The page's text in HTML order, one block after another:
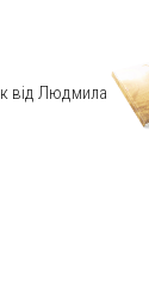
від Людмила